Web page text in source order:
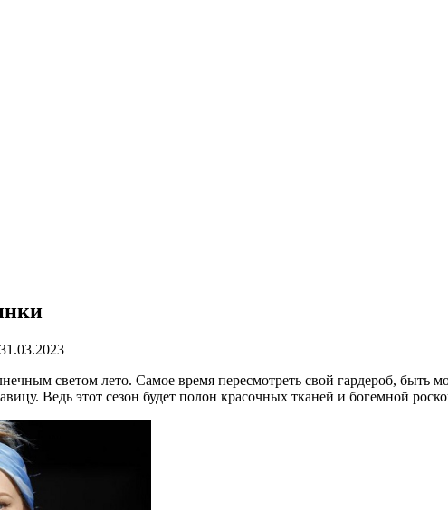
31.03.2023
светом лето. Самое время пересмотреть свой гардероб, быть
Ведь этот сезон будет полон красочных тканей и богемной